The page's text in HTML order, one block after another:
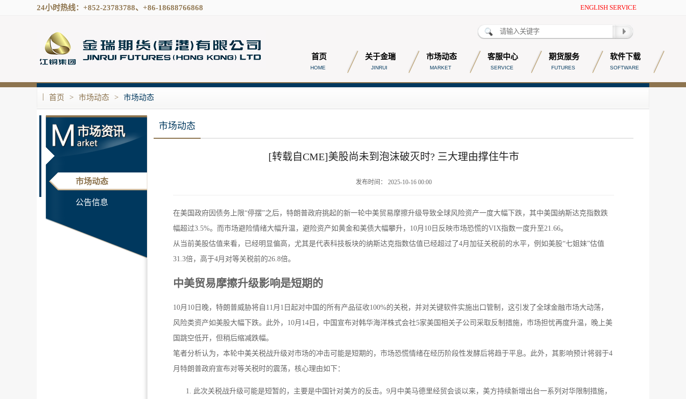
24小时热线：+852-23783788、+86-18688766868 ENGLISH SERVICE
首页
HOME
关于金瑞
JINRUI
市场动态
MARKET
客服中心
SERVICE
期货服务
FUTURES
软件下载
SOFTWARE
| 首页 > 市场动态 > 市场动态
市场动态
公告信息
市场动态
[转载自CME]美股尚未到泡沫破灭时? 三大理由撑住牛市
发布时间： 2025-10-16 00:00
在美国政府因债务上限“停摆”之后，特朗普政府挑起的新一轮中美贸易摩擦升级导致全球风险资产一度大幅下跌，其中美国纳斯达克指数跌
幅超过3.5%。而市场避险情绪大幅升温，避险资产如黄金和美债大幅攀升，10月10日反映市场恐慌的VIX指数一度升至21.66。
从当前美股估值来看，已经明显偏高，尤其是代表科技板块的纳斯达克指数估值已经超过了4月加征关税前的水平，例如美股“七姐妹”估值
31.3倍，高于4月对等关税前的26.8倍。
中美贸易摩擦升级影响是短期的
10月10日晚，特朗普威胁将自11月1日起对中国的所有产品征收100%的关税，并对关键软件实施出口管制，这引发了全球金融市场大动荡，
风险类资产如美股大幅下跌。此外，10月14日，中国宣布对韩华海洋株式会社5家美国相关子公司采取反制措施，市场担忧再度升温，晚上美
国跳空低开，但稍后缩减跌幅。
笔者分析认为，本轮中美关税战升级对市场的冲击可能是短期的，市场恐慌情绪在经历阶段性发酵后将趋于平息。此外，其影响预计将弱于4
月特朗普政府宣布对等关税时的震荡，核心理由如下：
此次关税战升级可能是短暂的，主要是中国针对美方的反击。9月中美马德里经贸会谈以来，美方持续新增出台一系列对华限制措施，